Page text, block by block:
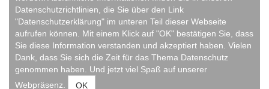
Datenschutzrichtlinien, die Sie über den Link
"Datenschutzerklärung" im unteren Teil dieser Webseite
aufrufen können. Mit einem Klick auf "OK" bestätigen Sie, dass
Sie diese Information verstanden und akzeptiert haben. Vielen
Dank, dass Sie sich die Zeit für das Thema Datenschutz
genommen haben. Und jetzt viel Spaß auf unserer
Webpräsenz.